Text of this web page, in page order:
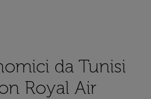
da Tunisi
Royal Air